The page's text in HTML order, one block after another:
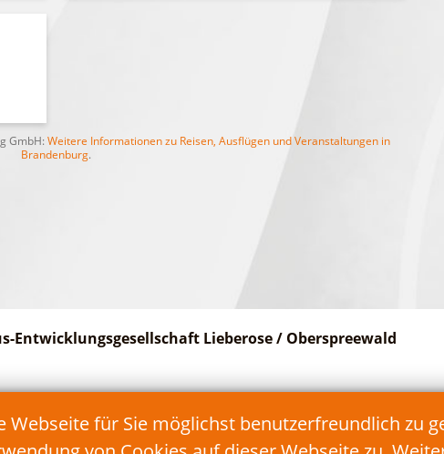
für Sie möglichst benutzerfreundlich zu
GmbH: Weitere Informationen zu Reisen, Ausflügen und Veranstaltungen in
Brandenburg.
Entwicklungsgesellschaft Lieberose / Oberspreewald
Fax: 035478/17 90 99
E-Mail:info@teg-lds.de